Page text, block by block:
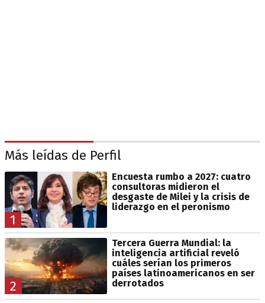
Más leídas de Perfil
1
Encuesta rumbo a 2027: cuatro
consultoras midieron el
desgaste de Milei y la crisis de
liderazgo en el peronismo
2
Tercera Guerra Mundial: la
inteligencia artificial reveló
cuáles serían los primeros
países latinoamericanos en ser
derrotados